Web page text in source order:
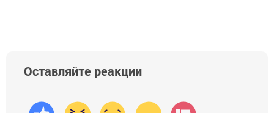
Оставляйте реакции